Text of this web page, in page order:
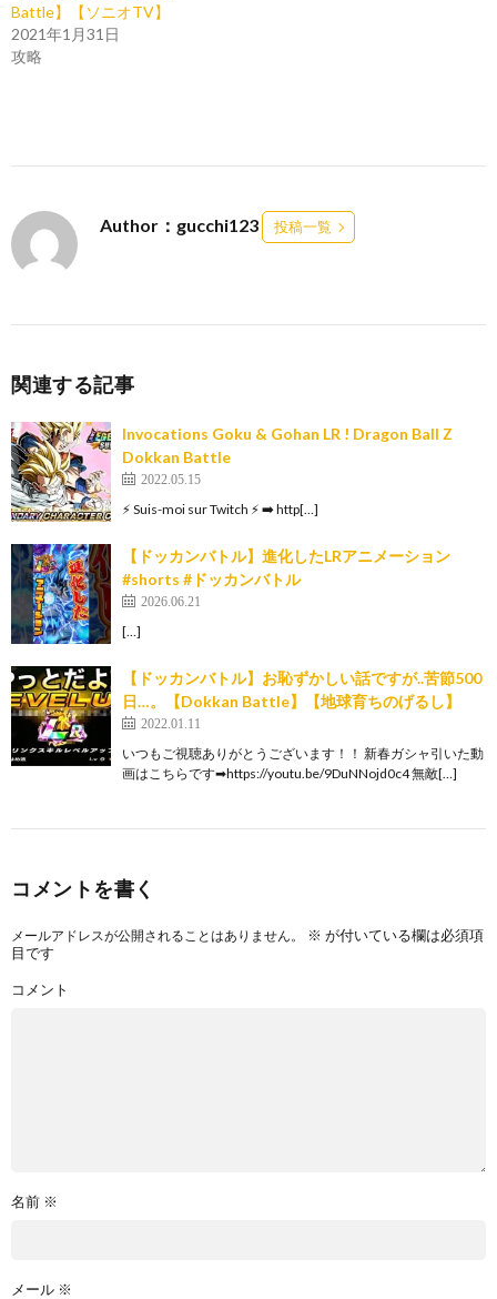
Battle】【ソニオTV】
2021年1月31日
攻略
Author：gucchi123 投稿一覧
関連する記事
Invocations Goku & Gohan LR ! Dragon Ball Z
Dokkan Battle
2022.05.15
⚡️ Suis-moi sur Twitch ⚡️ ➡️ http[…]
【ドッカンバトル】進化したLRアニメーション
#shorts #ドッカンバトル
2026.06.21
[…]
【ドッカンバトル】お恥ずかしい話ですが..苦節500
日…。【Dokkan Battle】【地球育ちのげるし】
2022.01.11
いつもご視聴ありがとうございます！！ 新春ガシャ引いた動
画はこちらです➡︎https://youtu.be/9DuNNojd0c4 無敵[…]
コメントを書く
メールアドレスが公開されることはありません。 ※ が付いている欄は必須項
目です
コメント
名前 ※
メール ※